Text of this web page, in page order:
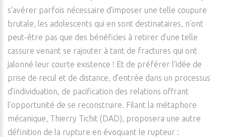
s’avérer parfois nécessaire d’imposer une telle coupure
brutale, les adolescents qui en sont destinataires, n’ont
peut-être pas que des bénéficies à retirer d’une telle
cassure venant se rajouter à tant de fractures qui ont
jalonné leur courte existence ! Et de préférer l’idée de
prise de recul et de distance, d’entrée dans un processus
d’individuation, de pacification des relations offrant
l’opportunité de se reconstruire. Filant la métaphore
mécanique, Thierry Tichit (DAD), proposera une autre
définition de la rupture en évoquant le rupteur :